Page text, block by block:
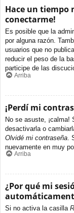
Hace un tiempo
conectarme!
Es posible que la
por alguna razón.
usuarios que no
reducir el peso de la
participe de las
Arriba
¡Perdí mi
No se asuste, ¡calma!
desactivarla o
Olvidé mi contraseña
nuevamente en muy
Arriba
¿Por qué mi
Si no activa la casilla